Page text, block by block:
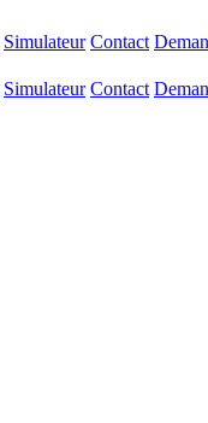
Simulateur Contact
Simulateur Contact